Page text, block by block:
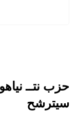
حزب نتــ
سيترشح